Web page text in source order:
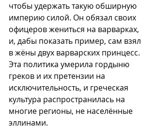
чтобы удержать такую обширную
империю силой. Он обязал своих
офицеров жениться на варварках,
и, дабы показать пример, сам взял
в жёны двух варварских принцесс.
Эта политика умерила гордыню
греков и их претензии на
исключительность, и греческая
культура распространилась на
многие регионы, не населённые
эллинами.